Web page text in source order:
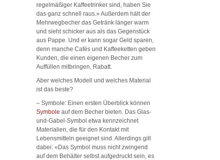
regelmäßiger Kaffeetrinker sind, haben Sie
das ganz schnell raus.» Außerdem hält der
Mehrwegbecher das Getränk länger warm
und sieht schicker aus als das Gegenstück
aus Pappe. Und er kann sogar Geld sparen,
denn manche Cafés und Kaffeeketten geben
Kunden, die einen eigenen Becher zum
Auffüllen mitbringen, Rabatt.
Aber welches Modell und welches Material
ist das beste?
– Symbole: Einen ersten Überblick können
Symbole auf dem Becher bieten. Das Glas-
und-Gabel-Symbol etwa kennzeichnet
Materialien, die für den Kontakt mit
Lebensmitteln geeignet sind. Allerdings gilt
dabei: «Das Symbol muss nicht zwingend
auf dem Behälter selbst aufgedruckt sein, es